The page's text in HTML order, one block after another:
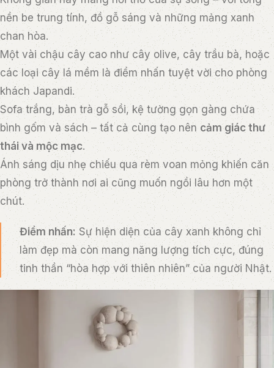
nền be trung tính, đồ gỗ sáng và những mảng xanh
chan hòa.
Một vài chậu cây cao như cây olive, cây trầu bà, hoặc
các loại cây lá mềm là điểm nhấn tuyệt vời cho phòng
khách Japandi.
Sofa trắng, bàn trà gỗ sồi, kệ tường gọn gàng chứa
bình gốm và sách – tất cả cùng tạo nên cảm giác thư
thái và mộc mạc.
Ánh sáng dịu nhẹ chiếu qua rèm voan mỏng khiến căn
phòng trở thành nơi ai cũng muốn ngồi lâu hơn một
chút.
Điểm nhấn:Sự hiện diện của cây xanh không chỉ
làm đẹp mà còn mang năng lượng tích cực, đúng
tinh thần “hòa hợp với thiên nhiên” của người Nhật.